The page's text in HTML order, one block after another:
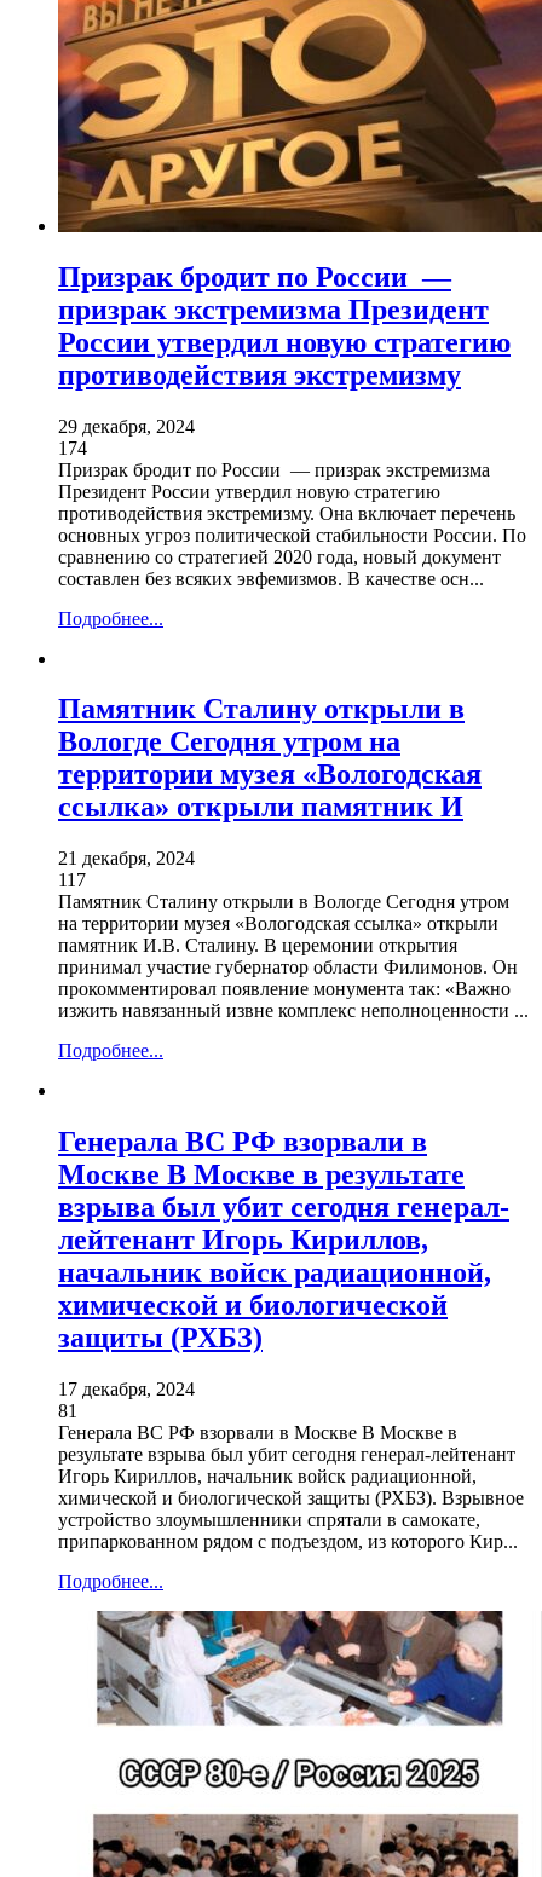
Призрак бродит по России —
призрак экстремизма Президент
России утвердил новую стратегию
противодействия экстремизму
29 декабря, 2024
174
Призрак бродит по России — призрак экстремизма
Президент России утвердил новую стратегию
противодействия экстремизму. Она включает перечень
основных угроз политической стабильности России. По
сравнению со стратегией 2020 года, новый документ
составлен без всяких эвфемизмов. В качестве осн...
Подробнее...
Памятник Сталину открыли в
Вологде Сегодня утром на
территории музея «Вологодская
ссылка» открыли памятник И
21 декабря, 2024
117
Памятник Сталину открыли в Вологде Сегодня утром
на территории музея «Вологодская ссылка» открыли
памятник И.В. Сталину. В церемонии открытия
принимал участие губернатор области Филимонов. Он
прокомментировал появление монумента так: «Важно
изжить навязанный извне комплекс неполноценности ...
Подробнее...
Генерала ВС РФ взорвали в
Москве В Москве в результате
взрыва был убит сегодня генерал-
лейтенант Игорь Кириллов,
начальник войск радиационной,
химической и биологической
защиты (РХБЗ)
17 декабря, 2024
81
Генерала ВС РФ взорвали в Москве В Москве в
результате взрыва был убит сегодня генерал-лейтенант
Игорь Кириллов, начальник войск радиационной,
химической и биологической защиты (РХБЗ). Взрывное
устройство злоумышленники спрятали в самокате,
припаркованном рядом с подъездом, из которого Кир...
Подробнее...